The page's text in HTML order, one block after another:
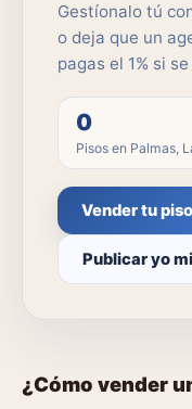
Gestíonalo tú
o deja que un
pagas el 1% si
0
Pisos en Palmas,
Vender tu piso
Publicar yo
¿Cómo vender